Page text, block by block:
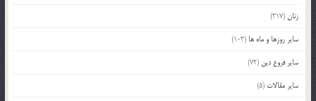
زنان(317)
سایر روزها و ماه ها (103)
سایر فروع دین (72)
سایر مقالات (5)